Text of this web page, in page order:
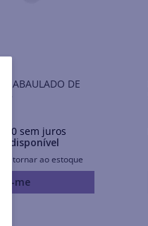
ABAULADO DE
50sem juros
Indisponível
retornar ao estoque
me